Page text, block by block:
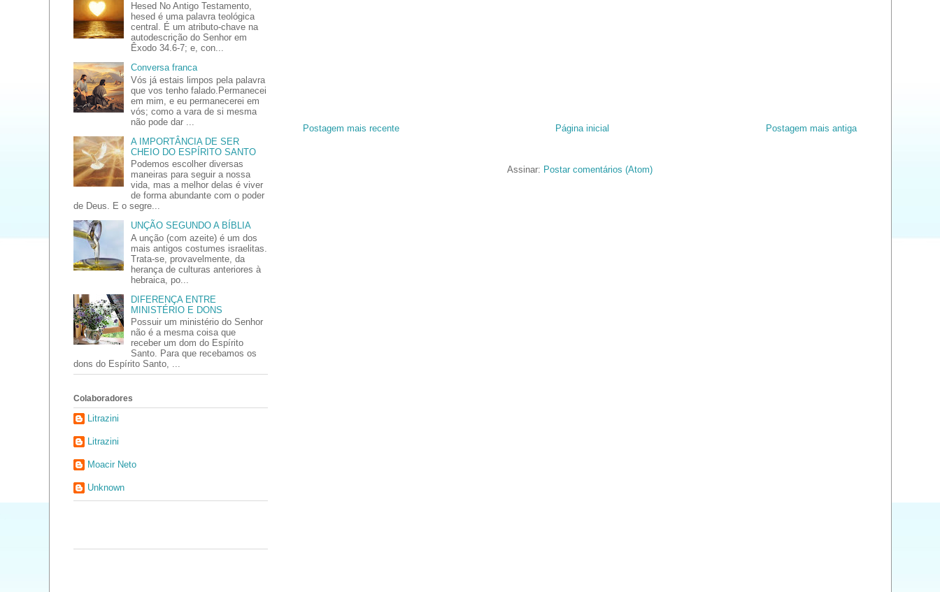
Postagem mais recente Postagem mais antiga
Página inicial
Assinar: Postar comentários (Atom)
Hesed No Antigo Testamento,
hesed é uma palavra teológica
central. É um atributo-chave na
autodescrição do Senhor em
Êxodo 34.6-7; e, con...
Conversa franca
Vós já estais limpos pela palavra
que vos tenho falado.Permanecei
em mim, e eu permanecerei em
vós; como a vara de si mesma
não pode dar ...
A IMPORTÂNCIA DE SER
CHEIO DO ESPÍRITO SANTO
Podemos escolher diversas
maneiras para seguir a nossa
vida, mas a melhor delas é viver
de forma abundante com o poder
de Deus. E o segre...
UNÇÃO SEGUNDO A BÍBLIA
A unção (com azeite) é um dos
mais antigos costumes israelitas.
Trata-se, provavelmente, da
herança de culturas anteriores à
hebraica, po...
DIFERENÇA ENTRE
MINISTÉRIO E DONS
Possuir um ministério do Senhor
não é a mesma coisa que
receber um dom do Espírito
Santo. Para que recebamos os
dons do Espírito Santo, ...
Colaboradores
Litrazini
Litrazini
Moacir Neto
Unknown